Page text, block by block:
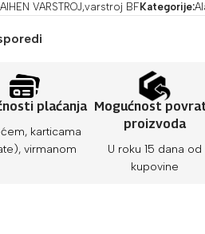
VARSTROJ,varstroj BF Kategorije:
plaćanja
karticama
virmanom
Mogućnost
proizvoda
U roku 15 dana od
kupovine